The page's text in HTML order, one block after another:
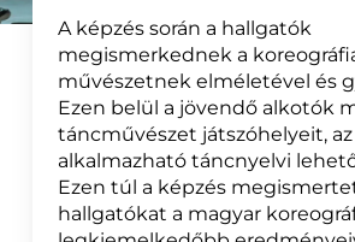
A képzés során a hallgatók
megismerkednek a
művészetnek elméletével és
Ezen belül a jövendő alkotók
táncművészet játszóhelyeit,
alkalmazható táncnyelvi
Ezen túl a képzés
hallgatókat a magyar